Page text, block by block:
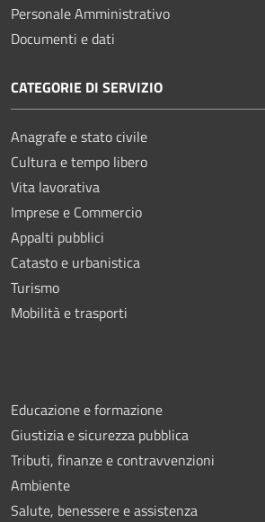
Personale Amministrativo
Documenti e dati
CATEGORIE DI SERVIZIO
Anagrafe e stato civile
Cultura e tempo libero
Vita lavorativa
Imprese e Commercio
Appalti pubblici
Catasto e urbanistica
Turismo
Mobilità e trasporti
Educazione e formazione
Giustizia e sicurezza pubblica
Tributi, finanze e contravvenzioni
Ambiente
Salute, benessere e assistenza